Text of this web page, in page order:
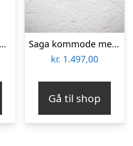
TRADEMARK LIVING SAGA KOMMODE M/9 SKUFFER SORT – 62
Saga kommode med 3 skuffer – sort
kr. 1.497,00
Gå til shop